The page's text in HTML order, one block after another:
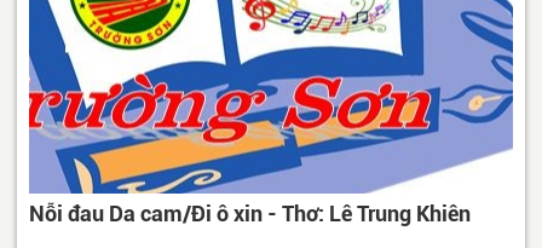
Nỗi đau Da cam/Đi ô xin - Thơ: Lê Trung Khiên